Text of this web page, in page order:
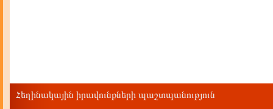
Հեղինակային իրավունքների պաշտպանություն